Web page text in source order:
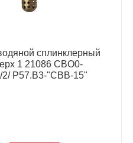
сплинклерный
1 21086 CBO0-
2/ P57.B3-"СВВ-15"